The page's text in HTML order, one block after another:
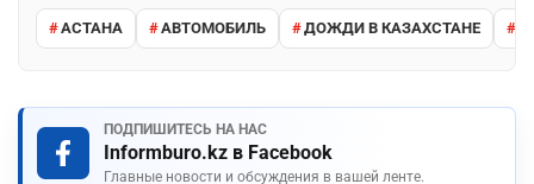
АСТАНА АВТОМОБИЛЬ ДОЖДИ В КАЗАХСТАНЕ
ПОДПИШИТЕСЬ НА НАС
Informburo.kz в Facebook
Главные новости и обсуждения в вашей ленте.